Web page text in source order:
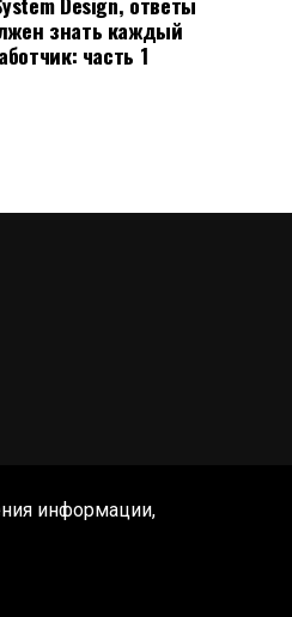
знать каждый
часть 1
информации,